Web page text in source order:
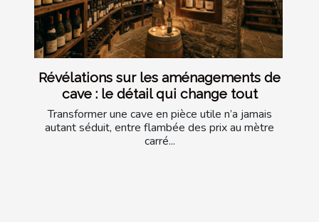
Révélations sur les aménagements de
cave : le détail qui change tout
Transformer une cave en pièce utile n’a jamais
autant séduit, entre flambée des prix au mètre
carré...